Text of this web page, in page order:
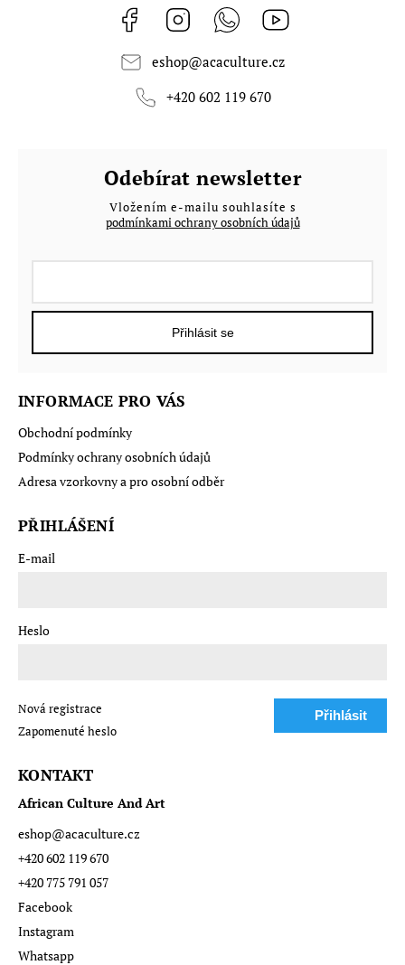
Facebook Instagram Whatsapp
eshop@acaculture.cz
+420 602 119 670
Odebírat newsletter
Vložením e-mailu souhlasíte s
podmínkami ochrany osobních údajů
Přihlásit se
INFORMACE PRO VÁS
Obchodní podmínky
Podmínky ochrany osobních údajů
Adresa vzorkovny a pro osobní odběr
PŘIHLÁŠENÍ
E-mail
Heslo
Přihlásit
Nová registrace
Zapomenuté heslo
KONTAKT
African Culture And Art
eshop@acaculture.cz
+420 602 119 670
+420 775 791 057
Facebook
Instagram
Whatsapp